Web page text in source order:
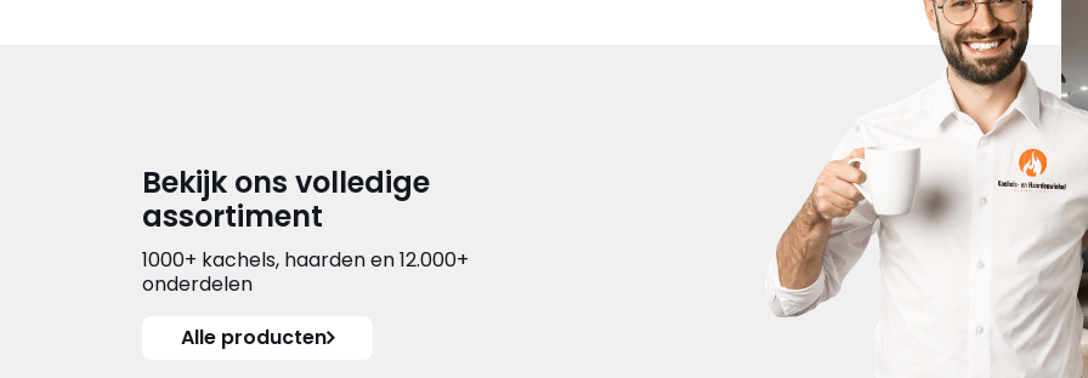
Bekijk ons volledige
assortiment
1000+ kachels, haarden en 12.000+
onderdelen
Alle producten